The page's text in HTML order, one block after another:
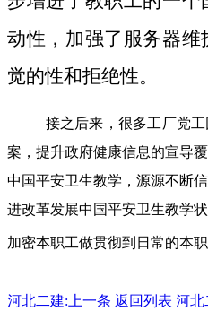
动性，加强了服务器维
觉的性和拒绝性。
接之后来，很多工厂党
案，提升政府健康信息的宣导
中国平安卫生教学，源源不断
进改革发展中国平安卫生教学
加密本职工做贯彻到日常的本
河北二建: 上一条 返回列表 河北